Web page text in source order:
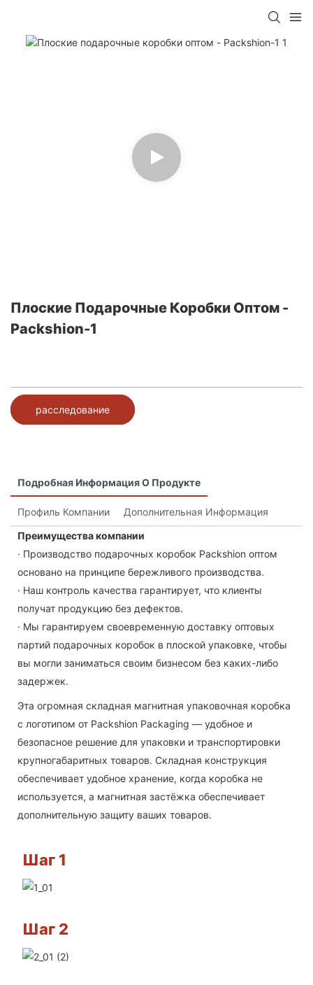
Плоские Подарочные Коробки Оптом -
Packshion-1
расследование
Подробная Информация О Продукте
Профиль Компании
Дополнительная Информация
Преимущества компании
· Производство подарочных коробок Packshion оптом
основано на принципе бережливого производства.
· Наш контроль качества гарантирует, что клиенты
получат продукцию без дефектов.
· Мы гарантируем своевременную доставку оптовых
партий подарочных коробок в плоской упаковке, чтобы
вы могли заниматься своим бизнесом без каких-либо
задержек.
Эта огромная складная магнитная упаковочная коробка
с логотипом от Packshion Packaging — удобное и
безопасное решение для упаковки и транспортировки
крупногабаритных товаров. Складная конструкция
обеспечивает удобное хранение, когда коробка не
используется, а магнитная застёжка обеспечивает
дополнительную защиту ваших товаров.
Шаг 1
Шаг 2